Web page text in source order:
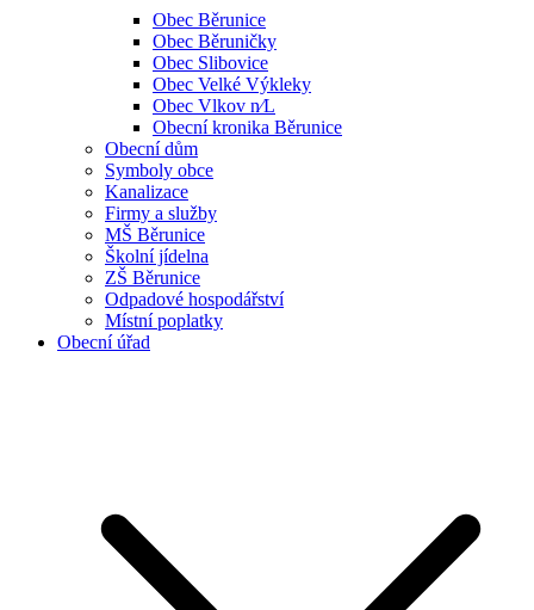
Obec Běrunice
Obec Běruničky
Obec Slibovice
Obec Velké Výkleky
Obec Vlkov n⁄L
Obecní kronika Běrunice
Obecní dům
Symboly obce
Kanalizace
Firmy a služby
MŠ Běrunice
Školní jídelna
ZŠ Běrunice
Odpadové hospodářství
Místní poplatky
Obecní úřad